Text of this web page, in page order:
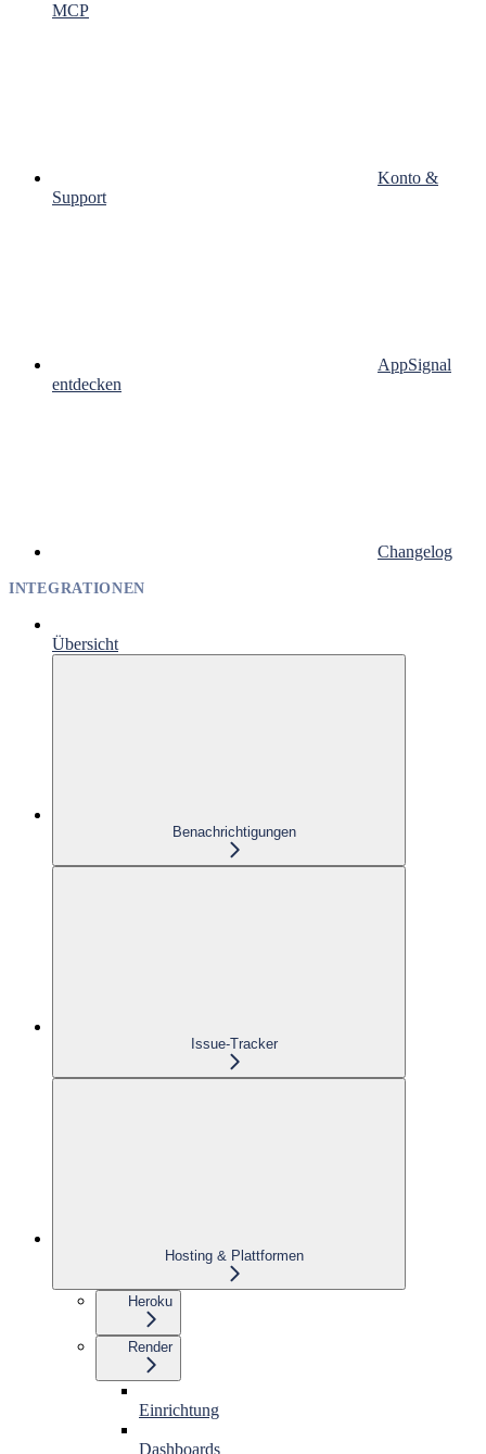
MCP
Konto &
Support
AppSignal
entdecken
Changelog
INTEGRATIONEN
Übersicht
Benachrichtigungen
Issue-Tracker
Hosting & Plattformen
Heroku
Render
Einrichtung
Dashboards